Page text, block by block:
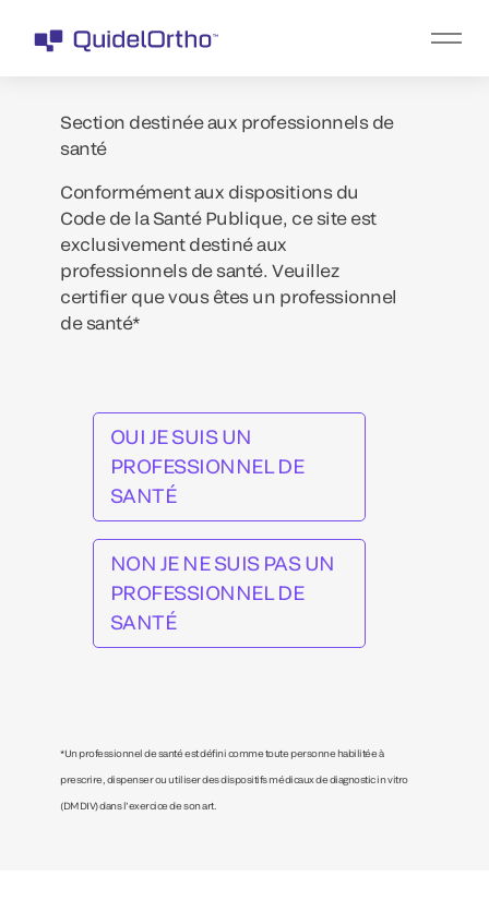
Section destinée aux professionnels de
santé
Conformément aux dispositions du
Code de la Santé Publique, ce site est
exclusivement destiné aux
professionnels de santé. Veuillez
certifier que vous êtes un professionnel
de santé*
OUI JE SUIS UN
PROFESSIONNEL DE
SANTÉ
NON JE NE SUIS PAS UN
PROFESSIONNEL DE
SANTÉ
*Un professionnel de santé est défini comme toute personne habilitée à
prescrire, dispenser ou utiliser des dispositifs médicaux de diagnostic in vitro
(DMDIV) dans l’exercice de son art.